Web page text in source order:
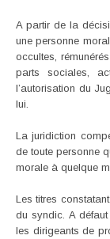
A partir de la
une personne
occultes,
parts sociales,
l’autorisation du
lui.
La juridiction
de toute personne
morale à quelque
Les titres
du syndic. A
les dirigeants de